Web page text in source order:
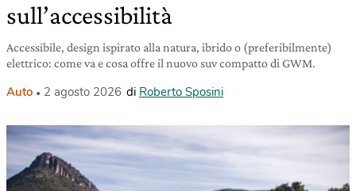
sull’accessibilità
Accessibile, design ispirato alla natura, ibrido o (preferibilmente)
elettrico: come va e cosa offre il nuovo suv compatto di GWM.
Auto 2 agosto 2026 di Roberto Sposini